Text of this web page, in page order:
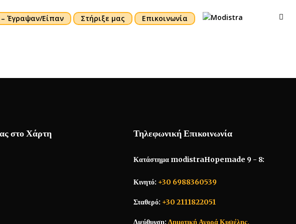
– Έγραψαν/Είπαν Στήριξε μας Επικοινωνία
στο Χάρτη Τηλεφωνική Επικοινωνία
Κατάστημα modistraHopemade 9 - 8:
Κινητό: +30 6988360539
Σταθερό: +30 2111822051
Διεύθυνση: Δημοτική Αγορά Κυψέλης,